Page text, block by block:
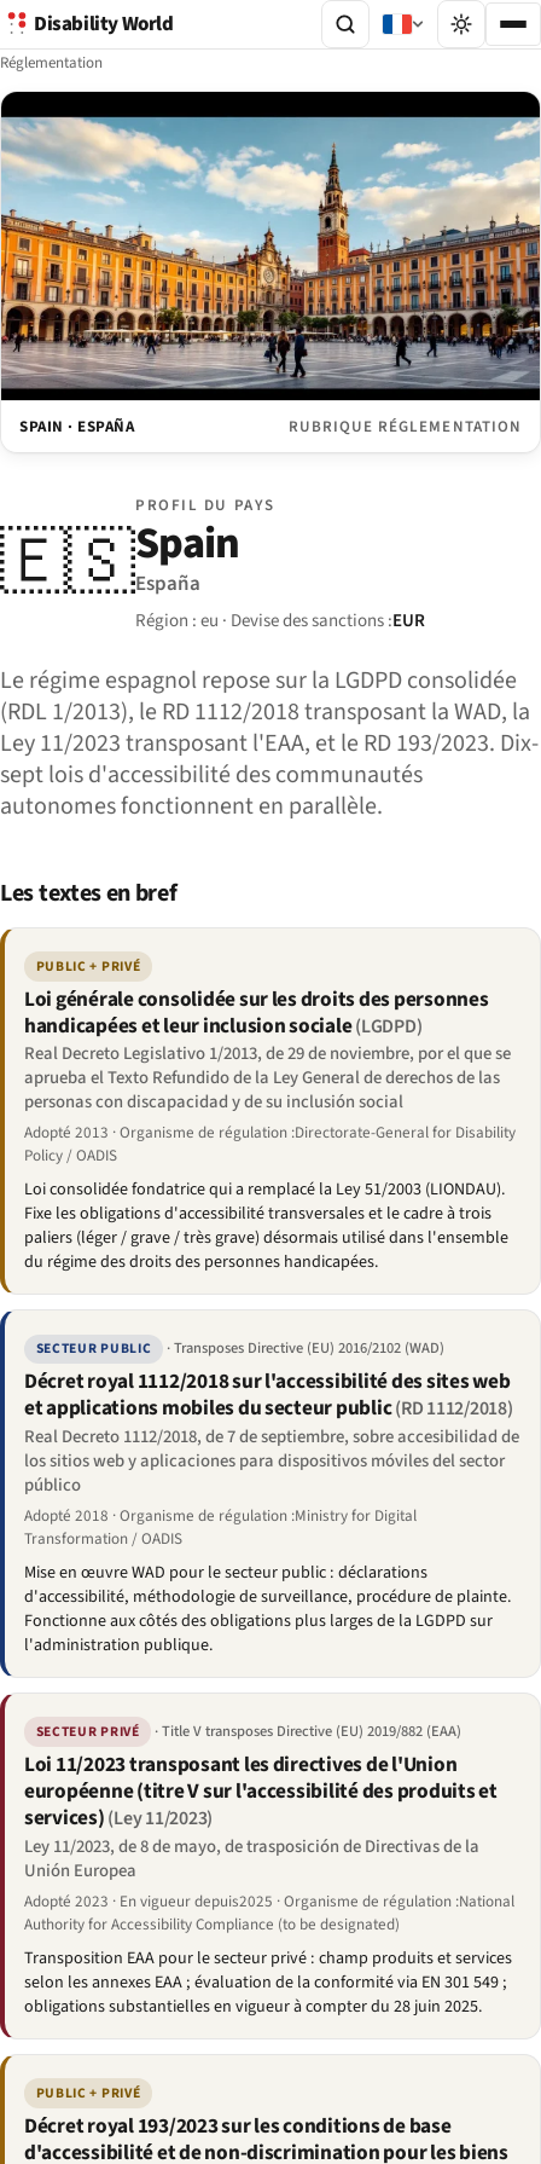
Disability World
Réglementation
SPAIN · ESPAÑA RUBRIQUE RÉGLEMENTATION
🇪🇸
PROFIL DU PAYS
Spain
España
Région : eu · Devise des sanctions :EUR
Le régime espagnol repose sur la LGDPD consolidée
(RDL 1/2013), le RD 1112/2018 transposant la WAD, la
Ley 11/2023 transposant l'EAA, et le RD 193/2023. Dix-
sept lois d'accessibilité des communautés
autonomes fonctionnent en parallèle.
Les textes en bref
PUBLIC + PRIVÉ
Loi générale consolidée sur les droits des personnes
handicapées et leur inclusion sociale(LGDPD)
Real Decreto Legislativo 1/2013, de 29 de noviembre, por el que se
aprueba el Texto Refundido de la Ley General de derechos de las
personas con discapacidad y de su inclusión social
Adopté 2013 · Organisme de régulation :Directorate-General for Disability
Policy / OADIS
Loi consolidée fondatrice qui a remplacé la Ley 51/2003 (LIONDAU).
Fixe les obligations d'accessibilité transversales et le cadre à trois
paliers (léger / grave / très grave) désormais utilisé dans l'ensemble
du régime des droits des personnes handicapées.
SECTEUR PUBLIC · Transposes Directive (EU) 2016/2102 (WAD)
Décret royal 1112/2018 sur l'accessibilité des sites web
et applications mobiles du secteur public(RD 1112/2018)
Real Decreto 1112/2018, de 7 de septiembre, sobre accesibilidad de
los sitios web y aplicaciones para dispositivos móviles del sector
público
Adopté 2018 · Organisme de régulation :Ministry for Digital
Transformation / OADIS
Mise en œuvre WAD pour le secteur public : déclarations
d'accessibilité, méthodologie de surveillance, procédure de plainte.
Fonctionne aux côtés des obligations plus larges de la LGDPD sur
l'administration publique.
SECTEUR PRIVÉ · Title V transposes Directive (EU) 2019/882 (EAA)
Loi 11/2023 transposant les directives de l'Union
européenne (titre V sur l'accessibilité des produits et
services)(Ley 11/2023)
Ley 11/2023, de 8 de mayo, de trasposición de Directivas de la
Unión Europea
Adopté 2023 · En vigueur depuis2025 · Organisme de régulation :National
Authority for Accessibility Compliance (to be designated)
Transposition EAA pour le secteur privé : champ produits et services
selon les annexes EAA ; évaluation de la conformité via EN 301 549 ;
obligations substantielles en vigueur à compter du 28 juin 2025.
PUBLIC + PRIVÉ
Décret royal 193/2023 sur les conditions de base
d'accessibilité et de non-discrimination pour les biens